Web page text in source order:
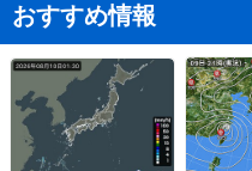
おすすめ情報